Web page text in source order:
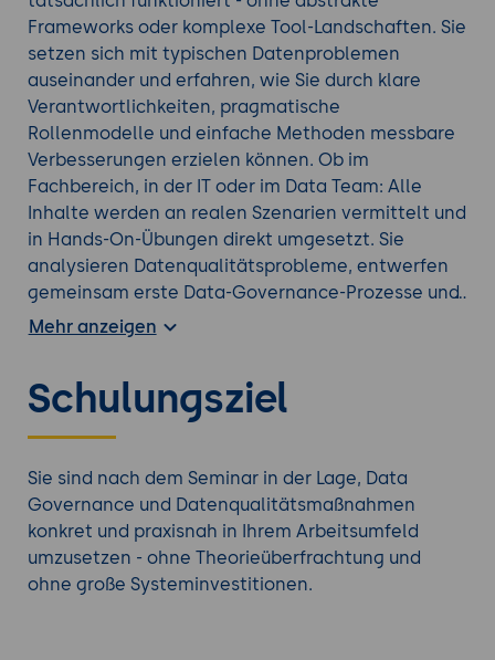
Frameworks oder komplexe Tool-Landschaften. Sie
setzen sich mit typischen Datenproblemen
auseinander und erfahren, wie Sie durch klare
Verantwortlichkeiten, pragmatische
Rollenmodelle und einfache Methoden messbare
Verbesserungen erzielen können. Ob im
Fachbereich, in der IT oder im Data Team: Alle
Inhalte werden an realen Szenarien vermittelt und
in Hands-On-Übungen direkt umgesetzt. Sie
analysieren Datenqualitätsprobleme, entwerfen
gemeinsam erste Data-Governance-Prozesse und
lernen, wie sich diese mit einfachen Mitteln wie
mit Methoden, die wirklich funktionieren und auch
im Teamalltag bestehen.
Für alle, die tiefer eintauchen möchten: Schauen
Sie sich unser gesamtesGovernance KursPortfolio
an.
Mehr anzeigen
Schulungsziel
Sie sind nach dem Seminar in der Lage, Data
Governance und Datenqualitätsmaßnahmen
konkret und praxisnah in Ihrem Arbeitsumfeld
umzusetzen - ohne Theorieüberfrachtung und
ohne große Systeminvestitionen.